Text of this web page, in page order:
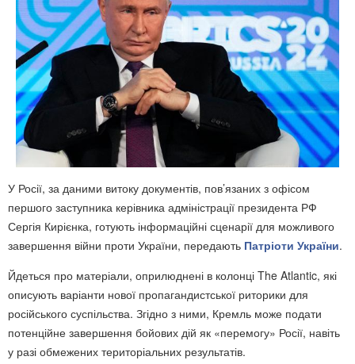
У Росії, за даними витоку документів, пов’язаних з офісом
першого заступника керівника адміністрації президента РФ
Сергія Кирієнка, готують інформаційні сценарії для можливого
завершення війни проти України, передають Патріоти України.
Йдеться про матеріали, оприлюднені в колонці The Atlantic, які
описують варіанти нової пропагандистської риторики для
російського суспільства. Згідно з ними, Кремль може подати
потенційне завершення бойових дій як «перемогу» Росії, навіть
у разі обмежених територіальних результатів.